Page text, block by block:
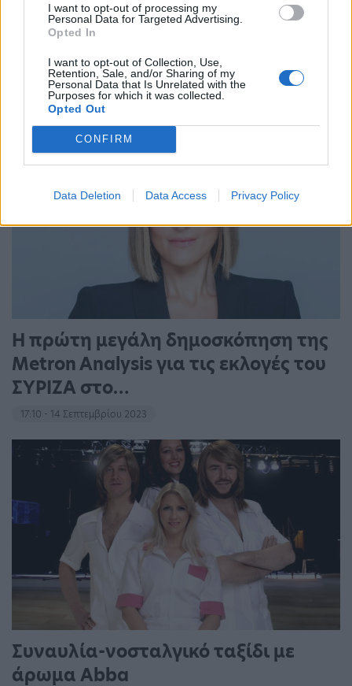
I want to opt-out of processing my
Personal Data for Targeted Advertising.
Opted In
I want to opt-out of Collection, Use,
Retention, Sale, and/or Sharing of my
Personal Data that Is Unrelated with the
Purposes for which it was collected.
Opted Out
CONFIRM
Data Deletion Data Access Privacy Policy
Ταινίες της Εβδομάδας: Η οικογένεια
Πορτοκάλος ταξιδεύει στην Ελλάδα
18:39 - 14 Σεπτεμβρίου 2023
Η πρώτη μεγάλη δημοσκόπηση της
Metron Analysis για τις εκλογές του
ΣΥΡΙΖΑ στο…
17:10 - 14 Σεπτεμβρίου 2023
Συναυλία-νοσταλγικό ταξίδι με
άρωμα Abba